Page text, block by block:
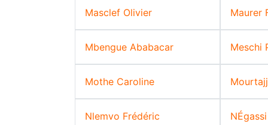
Masclef Olivier Maurer
Mbengue Ababacar Meschi
Mothe Caroline
Nlemvo Frédéric